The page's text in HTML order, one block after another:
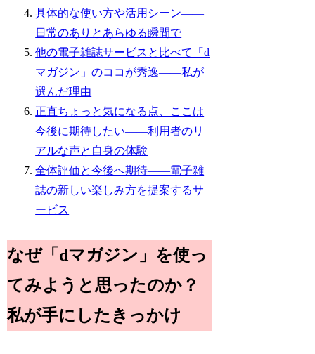
具体的な使い方や活用シーン――
日常のありとあらゆる瞬間で
他の電子雑誌サービスと比べて「d
マガジン」のココが秀逸――私が
選んだ理由
正直ちょっと気になる点、ここは
今後に期待したい――利用者のリ
アルな声と自身の体験
全体評価と今後へ期待――電子雑
誌の新しい楽しみ方を提案するサ
ービス
なぜ「dマガジン」を使っ
てみようと思ったのか？
私が手にしたきっかけ